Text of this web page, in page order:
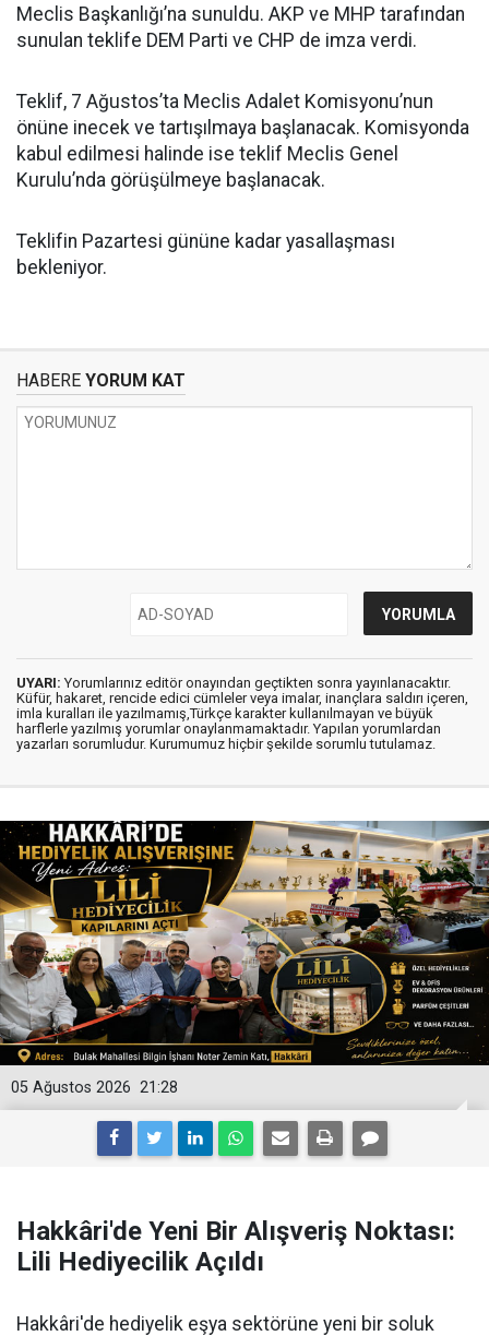
Meclis Başkanlığı’na sunuldu. AKP ve MHP tarafından
sunulan teklife DEM Parti ve CHP de imza verdi.
Teklif, 7 Ağustos’ta Meclis Adalet Komisyonu’nun
önüne inecek ve tartışılmaya başlanacak. Komisyonda
kabul edilmesi halinde ise teklif Meclis Genel
Kurulu’nda görüşülmeye başlanacak.
Teklifin Pazartesi gününe kadar yasallaşması
bekleniyor.
HABERE YORUM KAT
UYARI: Yorumlarınız editör onayından geçtikten sonra yayınlanacaktır.
Küfür, hakaret, rencide edici cümleler veya imalar, inançlara saldırı içeren,
imla kuralları ile yazılmamış,Türkçe karakter kullanılmayan ve büyük
harflerle yazılmış yorumlar onaylanmamaktadır. Yapılan yorumlardan
yazarları sorumludur. Kurumumuz hiçbir şekilde sorumlu tutulamaz.
21:28
05 Ağustos 2026
Hakkâri'de Yeni Bir Alışveriş Noktası:
Lili Hediyecilik Açıldı
Hakkâri'de hediyelik eşya sektörüne yeni bir soluk